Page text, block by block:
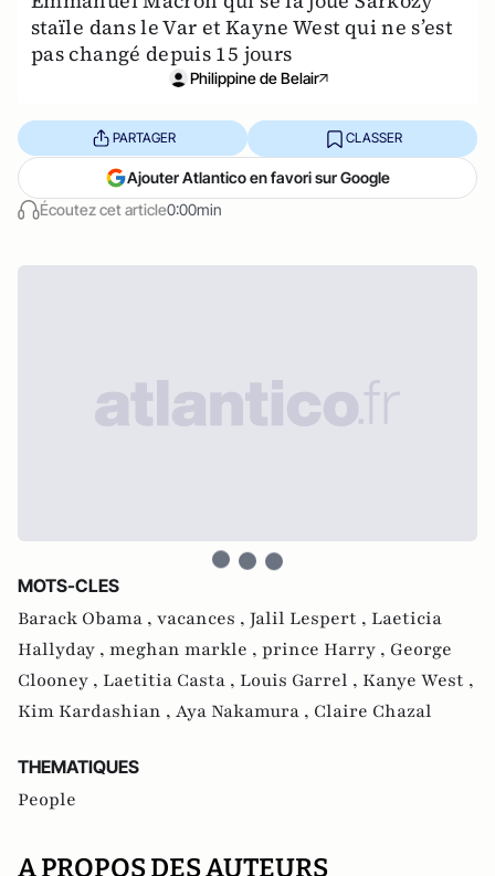
staïle dans le Var et Kayne West qui ne s’est
pas changé depuis 15 jours
Philippine de Belair
Écoutez cet article0:00min
PARTAGER CLASSER
Ajouter Atlantico en favori sur Google
MOTS-CLES
Barack Obama , vacances , Jalil Lespert , Laeticia
Hallyday , meghan markle , prince Harry , George
Clooney , Laetitia Casta , Louis Garrel , Kanye West ,
Kim Kardashian , Aya Nakamura , Claire Chazal
THEMATIQUES
People
A PROPOS DES AUTEURS